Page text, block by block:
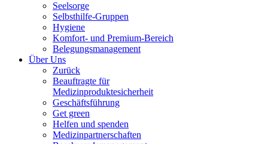
Seelsorge
Selbsthilfe-Gruppen
Hygiene
Komfort- und Premium-Bereich
Belegungsmanagement
Über Uns
Zurück
Beauftragte für
Medizinproduktesicherheit
Geschäftsführung
Get green
Helfen und spenden
Medizinpartnerschaften